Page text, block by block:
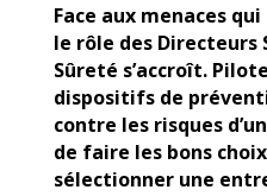
Face aux menaces
le rôle des Directeurs
Sûreté s’accroît.
dispositifs de
contre les risques
de faire les bons
sélectionner une